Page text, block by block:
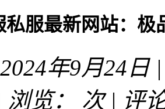
私服最新网站：极
年9月24日
览：
次 | 评